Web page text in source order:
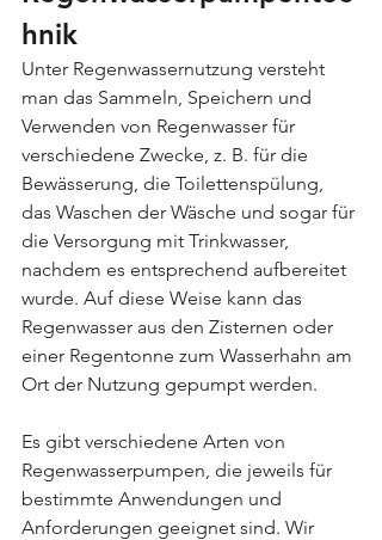
hnik
Unter Regenwassernutzung versteht
man das Sammeln, Speichern und
Verwenden von Regenwasser für
verschiedene Zwecke, z. B. für die
Bewässerung, die Toilettenspülung,
das Waschen der Wäsche und sogar für
die Versorgung mit Trinkwasser,
nachdem es entsprechend aufbereitet
wurde. Auf diese Weise kann das
Regenwasser aus den Zisternen oder
einer Regentonne zum Wasserhahn am
Ort der Nutzung gepumpt werden.
Es gibt verschiedene Arten von
Regenwasserpumpen, die jeweils für
bestimmte Anwendungen und
Anforderungen geeignet sind. Wir